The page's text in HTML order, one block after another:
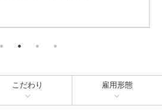
こだわり 雇用形態